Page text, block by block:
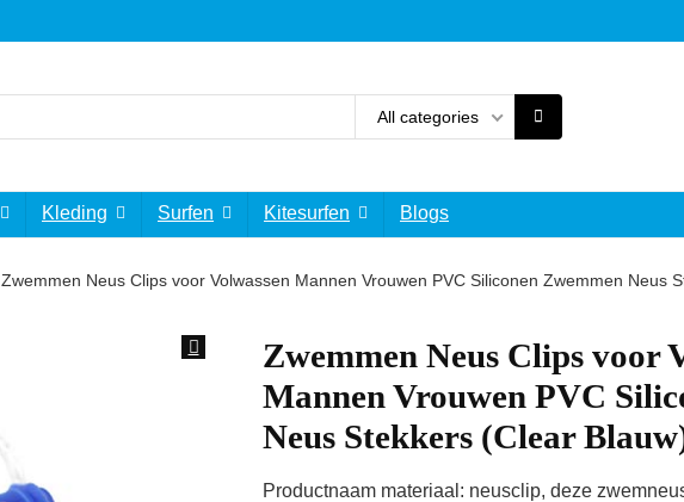
All categories
Kleding Surfen Kitesurfen Blogs
Zwemmen Neus Clips voor Volwassen Mannen Vrouwen PVC Siliconen Zwemmen Neus
Zwemmen Neus Clips voor
Mannen Vrouwen PVC
Neus Stekkers (Clear
Productnaam materiaal: neusclip, deze